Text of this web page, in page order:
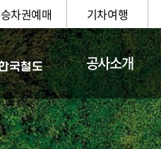
승차권예매 기차여행
공사소개
문화사업